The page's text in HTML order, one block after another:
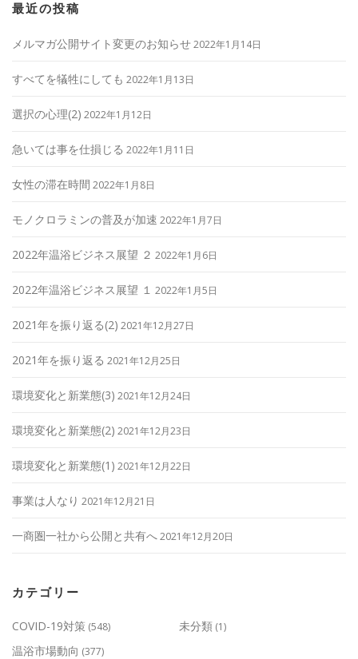
最近の投稿
メルマガ公開サイト変更のお知らせ2022年1月14日
すべてを犠牲にしても 2022年1月13日
選択の心理(2) 2022年1月12日
急いては事を仕損じる 2022年1月11日
女性の滞在時間 2022年1月8日
モノクロラミンの普及が加速 2022年1月7日
2022年温浴ビジネス展望 ２ 2022年1月6日
2022年温浴ビジネス展望 １ 2022年1月5日
2021年を振り返る(2) 2021年12月27日
2021年を振り返る 2021年12月25日
環境変化と新業態(3) 2021年12月24日
環境変化と新業態(2) 2021年12月23日
環境変化と新業態(1) 2021年12月22日
事業は人なり 2021年12月21日
一商圏一社から公開と共有へ2021年12月20日
カテゴリー
COVID-19対策 (548) 未分類 (1)
温浴市場動向 (377)